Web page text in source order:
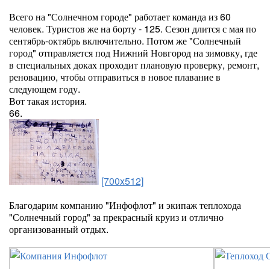
Всего на "Солнечном городе" работает команда из 60
человек. Туристов же на борту - 125. Сезон длится с мая по
сентябрь-октябрь включительно. Потом же "Солнечный
город" отправляется под Нижний Новгород на зимовку, где
в специальных доках проходит плановую проверку, ремонт,
реновацию, чтобы отправиться в новое плавание в
следующем году.
Вот такая история.
66.
[700x512]
Благодарим компанию "Инфофлот" и экипаж теплохода
"Солнечный город" за прекрасный круиз и отлично
организованный отдых.